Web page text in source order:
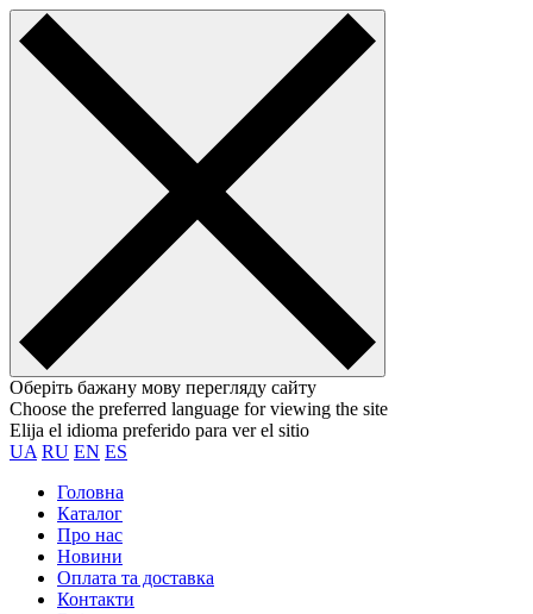
Оберіть бажану мову перегляду сайту
Choose the preferred language for viewing the site
Elija el idioma preferido para ver el sitio
UA RU EN ES
Головна
Каталог
Про нас
Новини
Оплата та доставка
Контакти